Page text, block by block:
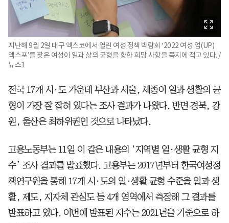
지난해 9월 2일 대구 엑스코에서 열린 여성 정책 박람회 ‘2022 여성 업(UP)
엑스포’를 찾은 여성이 일과 삶의 균형을 향한 희망 사항을 쪽지에 적고 있다. /
뉴스1
전국 17개 시·도 가운데 부산과 서울, 세종이 일과 생활의 균
형이 가장 잘 잡혀 있다는 조사 결과가 나왔다. 반면 경북, 강
원, 울산은 최하위권인 것으로 나타났다.
고용노동부는 11일 이 같은 내용의 ‘지역별 일·생활 균형 지
수’ 조사 결과를 발표했다. 고용부는 2017년부터 한국여성정
책연구원을 통해 17개 시·도의 일·생활 균형 수준을 일과 생
활, 제도, 지자체 관심도 등 4개 영역에서 측정해 그 결과를
발표하고 있다. 이번에 발표된 지수는 2021년을 기준으로 하